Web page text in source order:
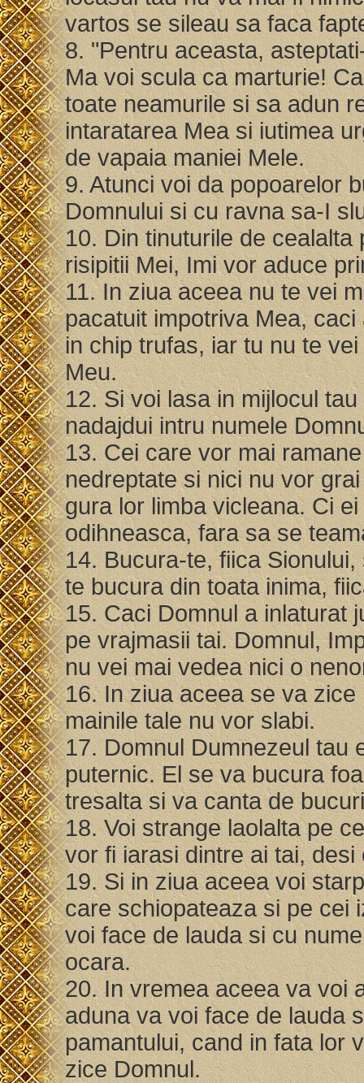
vartos se sileau sa faca
8. "Pentru aceasta,
Ma voi scula ca marturie!
toate neamurile si sa adun
intaratarea Mea si iutimea
de vapaia maniei Mele.
9. Atunci voi da popoarelor
Domnului si cu ravna sa-I
10. Din tinuturile de cealalta
risipitii Mei, Imi vor aduce
11. In ziua aceea nu te vei
pacatuit impotriva Mea,
in chip trufas, iar tu nu te
Meu.
12. Si voi lasa in mijlocul
nadajdui intru numele
13. Cei care vor mai
nedreptate si nici nu vor
gura lor limba vicleana. Ci
odihneasca, fara sa se
14. Bucura-te, fiica
te bucura din toata inima,
15. Caci Domnul a inlaturat
pe vrajmasii tai. Domnul,
nu vei mai vedea nici o
16. In ziua aceea se va
mainile tale nu vor slabi.
17. Domnul Dumnezeul tau
puternic. El se va bucura
tresalta si va canta de
18. Voi strange laolalta pe
vor fi iarasi dintre ai tai,
19. Si in ziua aceea voi
care schiopateaza si pe cei
voi face de lauda si cu
ocara.
20. In vremea aceea va voi
aduna va voi face de lauda
pamantului, cand in fata lor
zice Domnul.